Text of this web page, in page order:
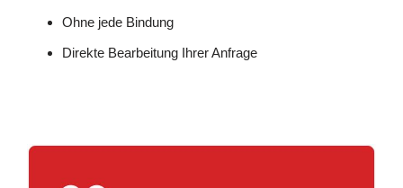
Ohne jede Bindung
Direkte Bearbeitung Ihrer Anfrage